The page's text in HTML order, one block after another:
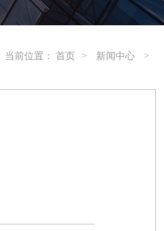
当前位置： 首页 > 新闻中心 >